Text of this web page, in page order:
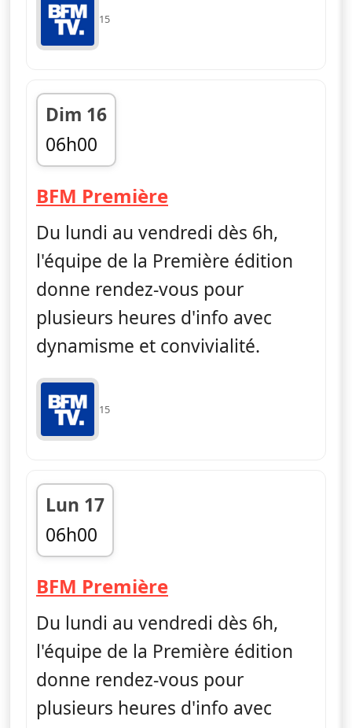
15
Dim 16
06h00
fin 09h00
BFM Première— Première édition
Du lundi au vendredi dès 6h,
l'équipe de la Première édition
donne rendez-vous pour
plusieurs heures d'info avec
dynamisme et convivialité.
15
Lun 17
06h00
fin 09h00
BFM Première— Première édition
Du lundi au vendredi dès 6h,
l'équipe de la Première édition
donne rendez-vous pour
plusieurs heures d'info avec